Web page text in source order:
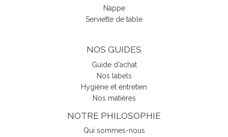
Nappe
Serviette de table
NOS GUIDES
Guide d'achat
Nos labels
Hygiène et entretien
Nos matières
NOTRE PHILOSOPHIE
Qui sommes-nous